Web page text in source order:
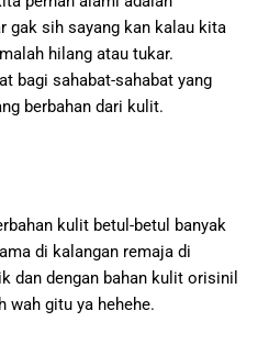
gak sih sayang kan kalau kita
hilang atau tukar.
bagi sahabat-sahabat yang
berbahan dari kulit.
kulit betul-betul banyak
di kalangan remaja di
dan dengan bahan kulit orisinil
wah gitu ya hehehe.